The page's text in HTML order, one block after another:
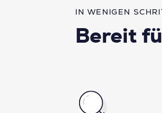
IN WENIGEN
Bereit